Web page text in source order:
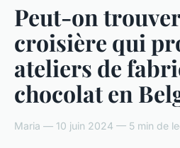
Peut-on
croisière qui
ateliers de
chocolat en
Maria — 10 juin 2024 — 5 min de